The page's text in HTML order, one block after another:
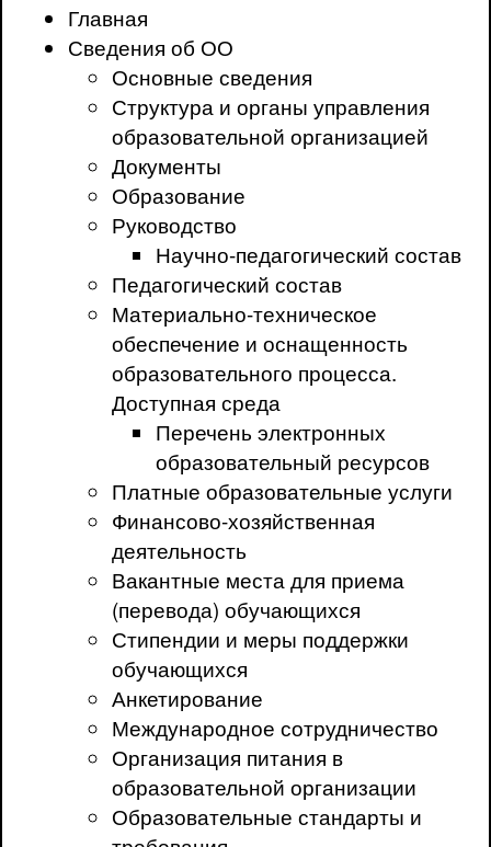
Главная
Сведения об ОО
Основные сведения
Структура и органы управления
образовательной организацией
Документы
Образование
Руководство
Научно-педагогический состав
Педагогический состав
Материально-техническое
обеспечение и оснащенность
образовательного процесса.
Доступная среда
Перечень электронных
образовательный ресурсов
Платные образовательные услуги
Финансово-хозяйственная
деятельность
Вакантные места для приема
(перевода) обучающихся
Стипендии и меры поддержки
обучающихся
Анкетирование
Международное сотрудничество
Организация питания в
образовательной организации
Образовательные стандарты и